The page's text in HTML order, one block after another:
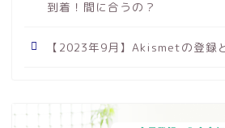
到着！間に合うの？
【2023年9月】Akismetの登録